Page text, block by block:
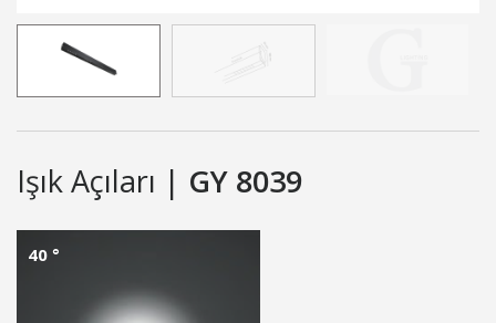
Işık Açıları | GY 8039
40 °